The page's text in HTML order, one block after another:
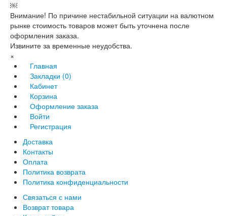
￼
Внимание! По причине нестабильной ситуации на валютном
рынке стоимость товаров может быть уточнена после
оформления заказа.
Извините за временные неудобства.
×
Главная
Закладки (0)
Кабинет
Корзина
Оформление заказа
Войти
Регистрация
Доставка
Контакты
Оплата
Политика возврата
Политика конфиденциальности
Связаться с нами
Возврат товара